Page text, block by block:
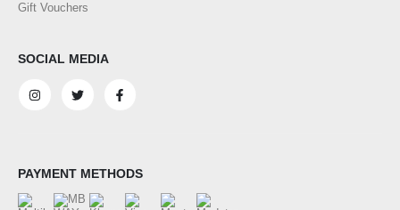
Gift Vouchers
SOCIAL MEDIA
PAYMENT METHODS